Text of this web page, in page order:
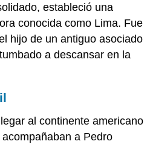
estableció una
conocida como Lima. Fue
hijo de un antiguo asociado
a descansar en la
al continente americano
a Pedro